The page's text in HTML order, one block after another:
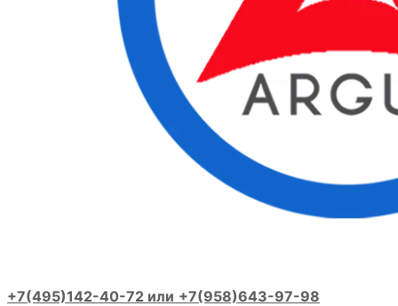
+7(495)142-40-72 или +7(958)643-97-98